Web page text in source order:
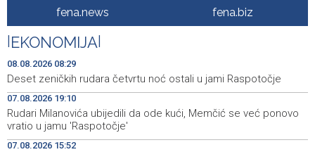
Američki sud blokirao Trumpov plan izgradnje plesne
dvorane u Bijeloj kući
08:39
Danas sunčano, tokom dana umjeren porast noblake,
praćen pljuskovima i grmljavinom
Duge kolone vozila na graničnim prelazim na izlazu iz
BiH
08:29
Deset zeničkih rudara četvrtu noć ostali u jami
Raspotočje
fena.news fena.biz
EKONOMIJA
08.08.2026 08:29
Deset zeničkih rudara četvrtu noć ostali u jami Raspotočje
07.08.2026 19:10
Rudari Milanovića ubijedili da ode kući, Memčić se već ponovo
vratio u jamu 'Raspotočje'
07.08.2026 15:52